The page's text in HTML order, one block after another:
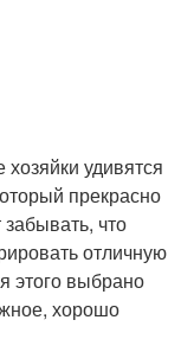
удивятся
прекрасно
что
отличную
этого выбрано
хорошо